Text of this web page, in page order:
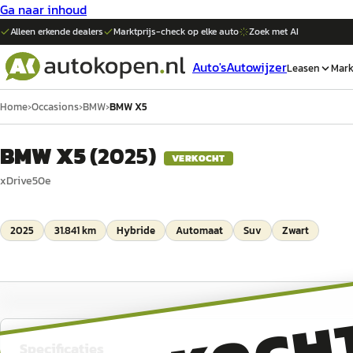
Ga naar inhoud
Alleen erkende dealers Marktprijs-check op elkeauto Zoek met AI
Auto'sAutowijzerLeasen
Home›Occasions›BMW›BMW X5
BMW X5(2025) VERKOCHT
xDrive50e
2025 31.841 km Hybride Automaat Suv Zwart